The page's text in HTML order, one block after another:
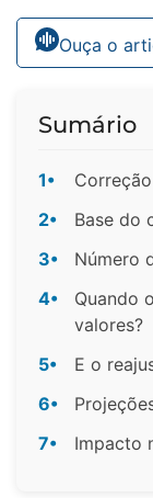
Ouça o
Sumário
1•
2•
Base do
3•
Número
4•
Quando
valores?
5•
E o
6•
7•
Impacto